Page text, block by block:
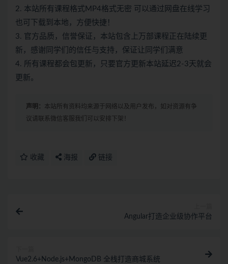
2. 本站所有课程格式MP4格式无密 可以通过网盘在线学习
也可下载到本地，方便快捷！
3. 官方品质，信誉保证，本站包含上万部课程正在陆续更
新，感谢同学们的信任与支持，保证让同学们满意
4. 所有课程都会包更新，只要官方更新本站延迟2-3天就会
更新。
声明： 本站所有资料均来源于网络以及用户发布，如对资源有争
议请联系微信客服我们可以安排下架！
收藏 海报 链接
Angular打造企业级协作平台
Vue2.6+Node.js+MongoDB 全栈打造商城系统